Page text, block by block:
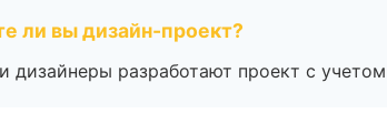
ли вы дизайн-проект?
дизайнеры разработают проект с